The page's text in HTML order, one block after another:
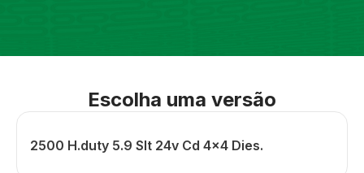
Escolha uma versão
2500 H.duty 5.9 Slt 24v Cd 4x4 Dies.